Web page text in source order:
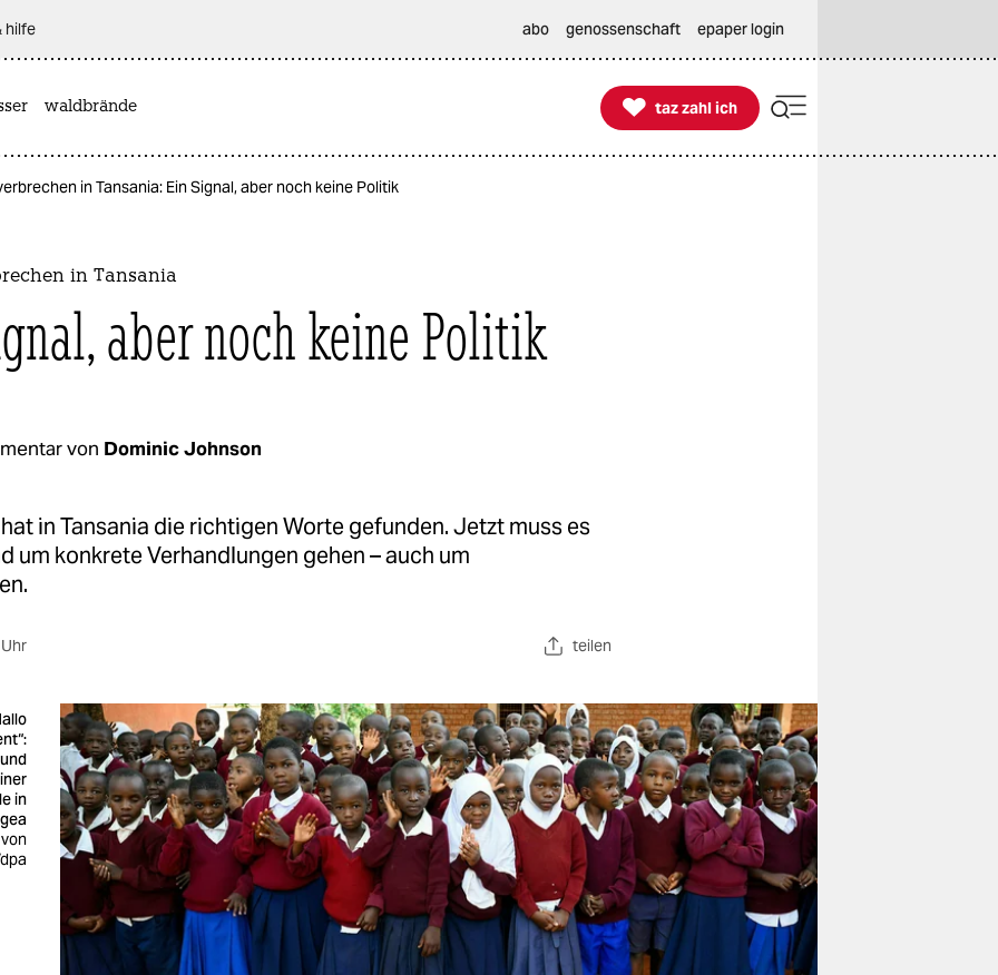
hilfe abo genossenschaft epaper login
waldbrände 
taz zahl ich
taz zahl ich
in Tansania: Ein Signal, aber noch keine Politik
in Tansania
aber noch keine Politik
von Dominic Johnson
in Tansania die richtigen Worte gefunden. Jetzt muss es
um konkrete Verhandlungen gehen – auch um
teilen
in